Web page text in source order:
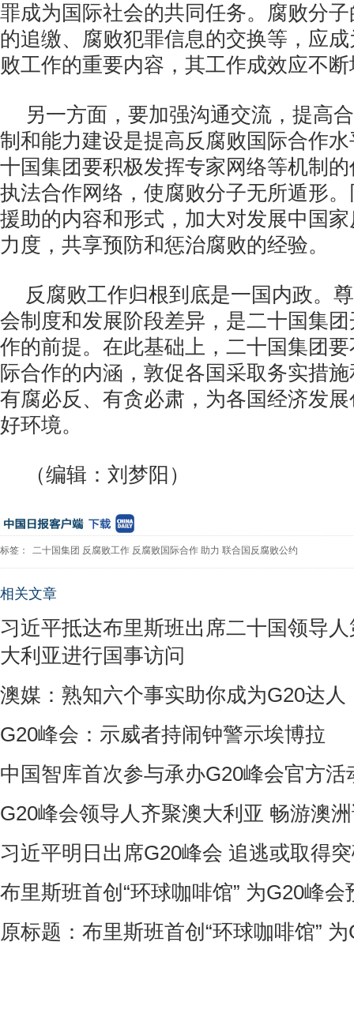
罪成为国际社会的共同任务。腐败分
的追缴、腐败犯罪信息的交换等，应
败工作的重要内容，其工作成效应不
另一方面，要加强沟通交流，提高
制和能力建设是提高反腐败国际合作
十国集团要积极发挥专家网络等机制
执法合作网络，使腐败分子无所遁形
援助的内容和形式，加大对发展中国
力度，共享预防和惩治腐败的经验。
反腐败工作归根到底是一国内政。
会制度和发展阶段差异，是二十国集
作的前提。在此基础上，二十国集团
际合作的内涵，敦促各国采取务实措
有腐必反、有贪必肃，为各国经济发
好环境。
（编辑：刘梦阳）
标签： 二十国集团 反腐败工作 反腐败国际合作 助力 联合国反腐败公约
相关文章
习近平抵达布里斯班出席二十国领导
大利亚进行国事访问
澳媒：熟知六个事实助你成为G20达人
G20峰会：示威者持闹钟警示埃博拉
中国智库首次参与承办G20峰会官方活
G20峰会领导人齐聚澳大利亚 畅游澳
习近平明日出席G20峰会 追逃或取得
布里斯班首创“环球咖啡馆” 为G20峰会
原标题：布里斯班首创“环球咖啡馆”